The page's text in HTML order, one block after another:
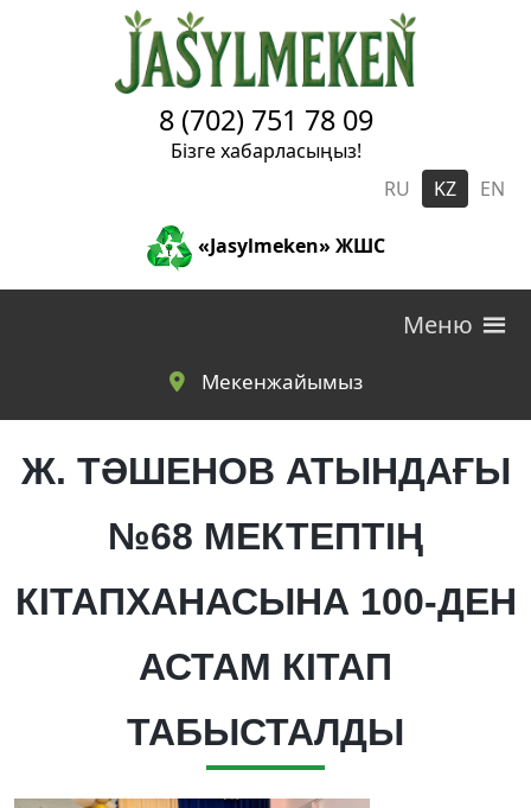
Skip to main content
8 (702) 751 78 09
Бізге хабарласыңыз!
RU
KZ EN
«Jasylmeken» ЖШС
Меню
Мекенжайымыз
Ж. ТӘШЕНОВ АТЫНДАҒЫ
№68 МЕКТЕПТІҢ
КІТАПХАНАСЫНА 100-ДЕН
АСТАМ КІТАП
ТАБЫСТАЛДЫ